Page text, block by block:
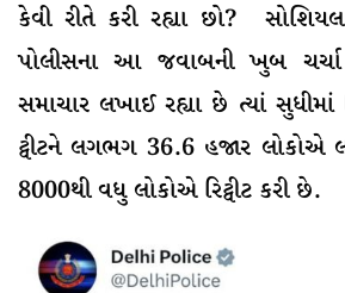
કેવી રીતે કરી રહ્યા છો? સોશિયલ
પોલીસના આ જવાબની ખુબ
સમાચાર લખાઈ રહ્યા છે ત્યાં
ટ્વીટને લગભગ 36.6 હજાર લોકોએ
8000થી વધુ લોકોએ રિટ્વીટ કરી છે.